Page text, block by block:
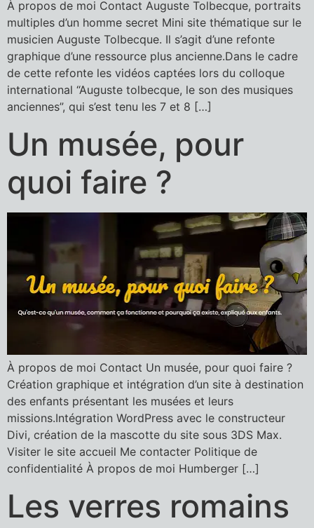
À propos de moi Contact Auguste Tolbecque, portraits
multiples d’un homme secret Mini site thématique sur le
musicien Auguste Tolbecque. Il s’agit d’une refonte
graphique d’une ressource plus ancienne.Dans le cadre
de cette refonte les vidéos captées lors du colloque
international “Auguste tolbecque, le son des musiques
anciennes”, qui s’est tenu les 7 et 8 […]
Un musée, pour
quoi faire ?
À propos de moi Contact Un musée, pour quoi faire ?
Création graphique et intégration d’un site à destination
des enfants présentant les musées et leurs
missions.Intégration WordPress avec le constructeur
Divi, création de la mascotte du site sous 3DS Max.
Visiter le site accueil Me contacter Politique de
confidentialité À propos de moi Humberger […]
Les verres romains